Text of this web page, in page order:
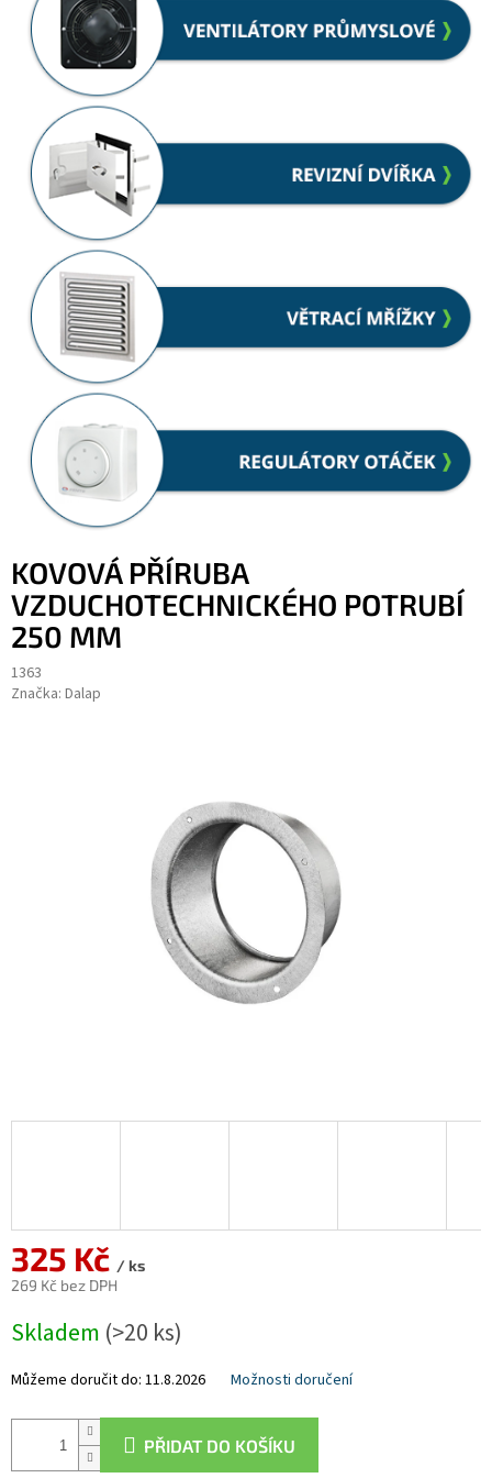
KOVOVÁ PŘÍRUBA
VZDUCHOTECHNICKÉHO POTRUBÍ
250 MM
1363
Značka: Dalap
325 Kč / ks
269 Kč bez DPH
cena:
Skladem (>20 ks)
Můžeme doručit do: 11.8.2026 Možnosti doručení
PŘIDAT DO KOŠÍKU